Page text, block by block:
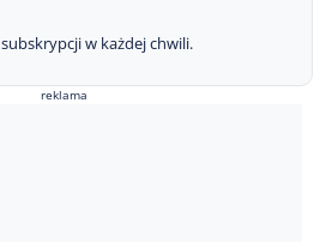
w każdej chwili.
reklama